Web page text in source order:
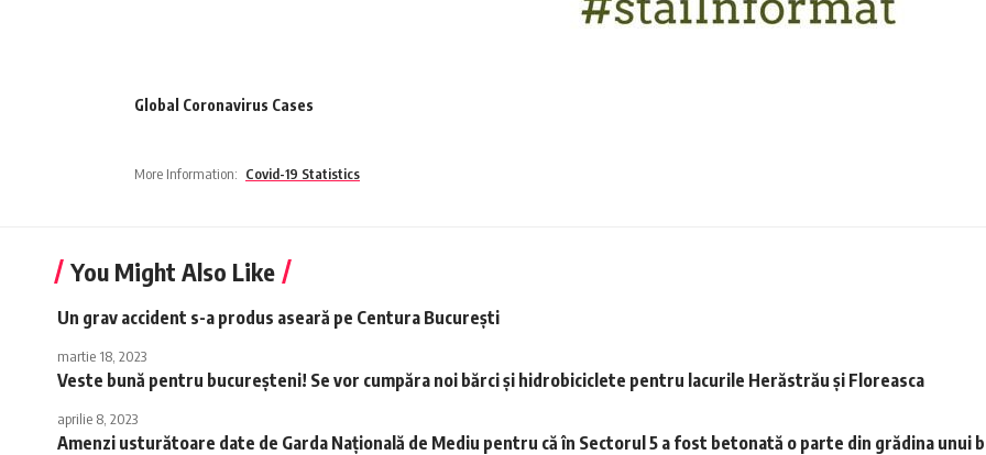
Global Coronavirus Cases
More Information: Covid-19 Statistics
You Might Also Like
Un grav accident s-a produs aseară pe Centura București
martie 18, 2023
Veste bună pentru bucureșteni! Se vor cumpăra noi bărci și hidrobiciclete pentru lacurile Herăstrău și Floreasca
aprilie 8, 2023
Amenzi usturătoare date de Garda Națională de Mediu pentru că în Sectorul 5 a fost betonată o parte din grădina unui